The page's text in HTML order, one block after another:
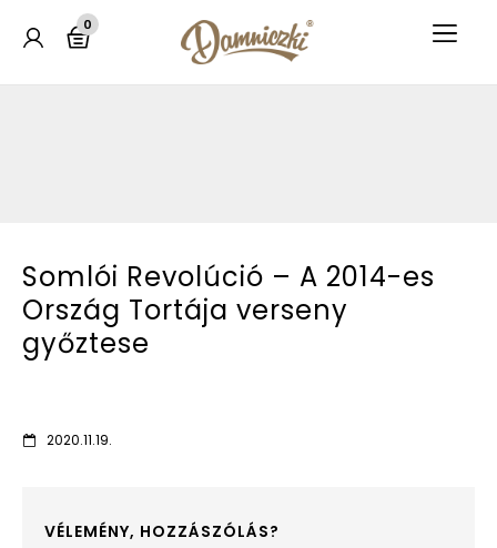
0
Somlói Revolúció – A 2014-es
Ország Tortája verseny
győztese
2020.11.19.
VÉLEMÉNY, HOZZÁSZÓLÁS?